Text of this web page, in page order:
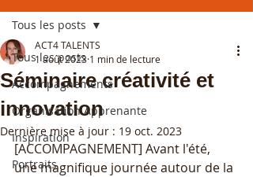
Tous les posts
Accompagnements
Organisation Apprenante
Inspiration
Portraits
Tous les posts
Séminaire créativité et
innovation
ACT4 TALENTS
1 août 2023 1 min de lecture
Dernière mise à jour : 19 oct. 2023
[ACCOMPAGNEMENT] Avant l'été,
une magnifique journée autour de la